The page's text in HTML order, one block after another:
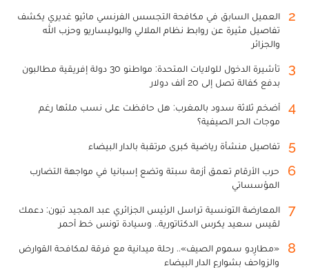
2
العميل السابق في مكافحة التجسس الفرنسي ماثيو غديري يكشف
تفاصيل مثيرة عن روابط نظام الملالي والبوليساريو وحزب الله
والجزائر
3
تأشيرة الدخول للولايات المتحدة: مواطنو 30 دولة إفريقية مطالبون
بدفع كفالة تصل إلى 20 ألف دولار
4
أضخم ثلاثة سدود بالمغرب: هل حافظت على نسب ملئها رغم
موجات الحر الصيفية؟
5 تفاصيل منشأة رياضية كبرى مرتقبة بالدار البيضاء
6
حرب الأرقام تعمق أزمة سبتة وتضع إسبانيا في مواجهة التضارب
المؤسساتي
7
المعارضة التونسية تراسل الرئيس الجزائري عبد المجيد تبون: دعمك
لقيس سعيد يكرس الدكتاتورية.. وسيادة تونس خط أحمر
8
«مطارِدو سموم الصيف».. رحلة ميدانية مع فرقة لمكافحة القوارض
والزواحف بشوارع الدار البيضاء